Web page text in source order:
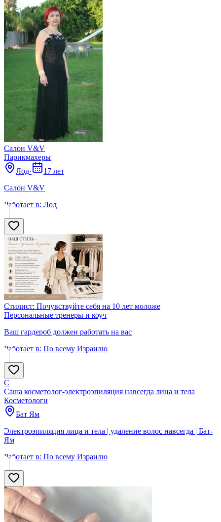
Салон V&V
Парикмахеры
Лод·
17 лет
Салон V&V
Работает в: Лод
Стилист: Почувствуйте себя на 10 лет моложе
Персональные тренеры и коуч
Ваш гардероб должен работать на вас
Работает в: По всему Израилю
С
Саша косметолог-электроэпиляция навсегда лица и тела
Косметологи
Бат Ям
Электроэпиляция лица и тела | удаление волос навсегда | Бат-
Ям
Работает в: По всему Израилю